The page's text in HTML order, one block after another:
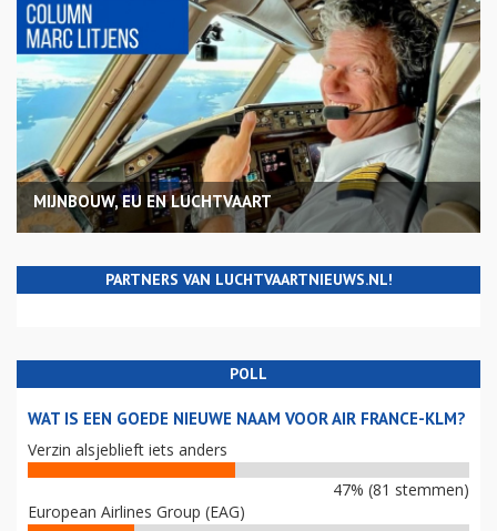
MIJNBOUW, EU EN LUCHTVAART
PARTNERS VAN LUCHTVAARTNIEUWS.NL!
POLL
WAT IS EEN GOEDE NIEUWE NAAM VOOR AIR FRANCE-KLM?
Verzin alsjeblieft iets anders
47% (81 stemmen)
European Airlines Group (EAG)